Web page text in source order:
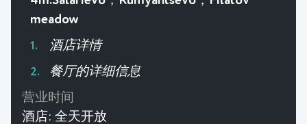
meadow
酒店详情
餐厅的详细信息
营业时间
酒店: 全天开放